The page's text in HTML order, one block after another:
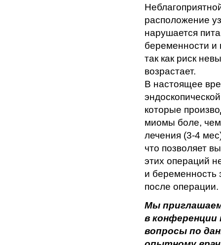
расположение
нарушается
беременности и
так как риск
возрастает.
В настоящее
которые
миомы боле, чем
лечения (3-4
что позволяет
этих операций
и беременность
после операции.
Мы
в
вопросы по